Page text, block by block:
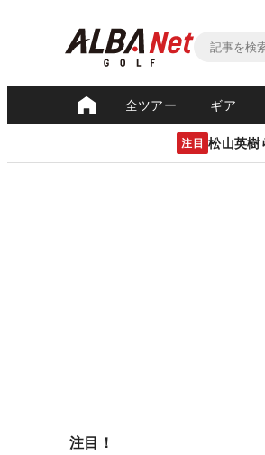
全ツアー ギア
注目 松山英
注目！